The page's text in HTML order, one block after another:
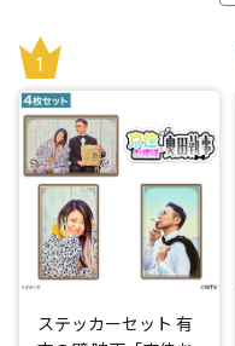
ステッカーセット 有